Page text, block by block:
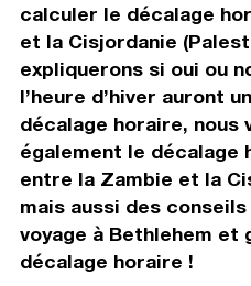
calculer le décalage
et la Cisjordanie
expliquerons si oui ou
l’heure d’hiver auront
décalage horaire, nous
également le décalage
entre la Zambie et la
mais aussi des
voyage à Bethlehem et
décalage horaire !